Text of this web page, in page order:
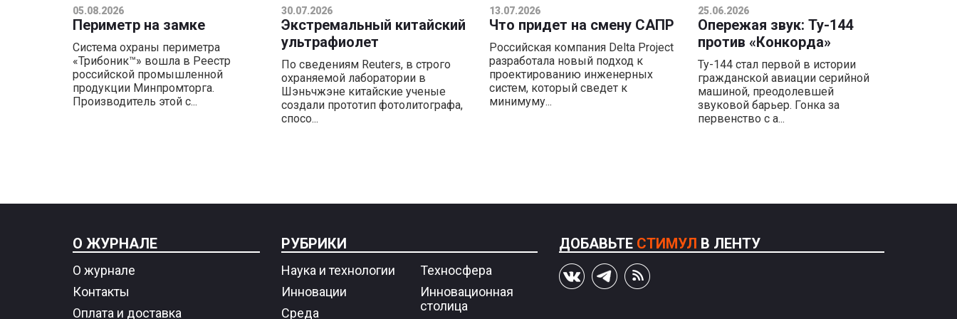
05.08.2026
Периметр на замке
Система охраны периметра
«Трибоник™» вошла в Реестр
российской промышленной
продукции Минпромторга.
Производитель этой с...
30.07.2026
Экстремальный китайский
ультрафиолет
По сведениям Reuters, в строго
охраняемой лаборатории в
Шэньчжэне китайские ученые
создали прототип фотолитографа,
спосо...
13.07.2026
Что придет на смену САПР
Российская компания Delta Project
разработала новый подход к
проектированию инженерных
систем, который сведет к
минимуму...
25.06.2026
Опережая звук: Ту-144
против «Конкорда»
Ту-144 стал первой в истории
гражданской авиации серийной
машиной, преодолевшей
звуковой барьер. Гонка за
первенство с а...
О ЖУРНАЛЕ
О журнале
Контакты
Оплата и доставка
РУБРИКИ
Наука и технологии
Инновации
Среда
Техносфера
Инновационная
столица
ДОБАВЬТЕ СТИМУЛ В ЛЕНТУ